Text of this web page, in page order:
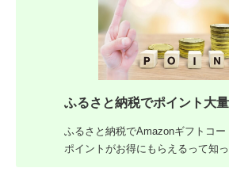
ふるさと納税でポイント大量
ふるさと納税でAmazonギフトコー
ポイントがお得にもらえるって知